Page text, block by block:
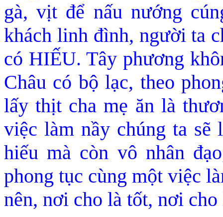
gà, vịt để nấu nướng
khách linh đình, người ta
có HIẾU. Tây phương
Châu có bộ lạc, theo
lấy thịt cha mẹ ăn là
việc làm nầy chúng ta sẽ
hiếu mà còn vô nhân đ
phong tục cùng một việc
nên, nơi cho là tốt, nơi cho